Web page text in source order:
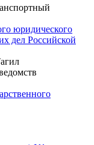
юридического
дел Российской